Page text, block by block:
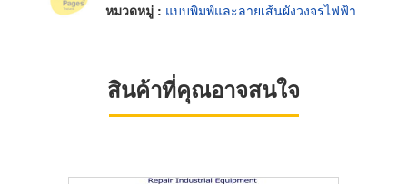
หมวดหมู่ : แบบพิมพ์และลายเส้นผังวงจรไฟฟ้า
สินค้าที่คุณอาจสนใจ